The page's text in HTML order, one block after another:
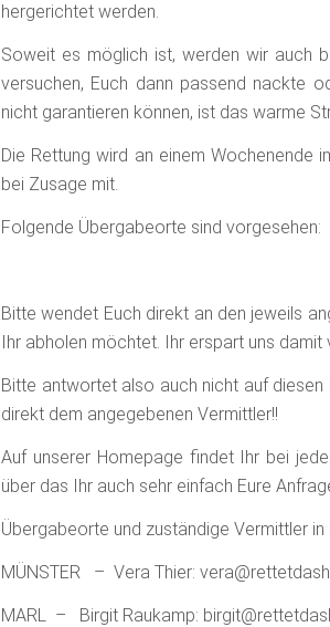
hergerichtet werden.
Soweit es möglich ist, werden wir auch
versuchen, Euch dann passend nackte
nicht garantieren können, ist das warme
Die Rettung wird an einem Wochenende
bei Zusage mit.
Folgende Übergabeorte sind vorgesehen:
Bitte wendet Euch direkt an den jeweils
Ihr abholen möchtet. Ihr erspart uns damit
Bitte antwortet also auch nicht auf
direkt dem angegebenen Vermittler!!
Auf unserer Homepage findet Ihr bei
über das Ihr auch sehr einfach Eure
Übergabeorte und zuständige Vermittler in
MÜNSTER – Vera Thier:
MARL – Birgit Raukamp: